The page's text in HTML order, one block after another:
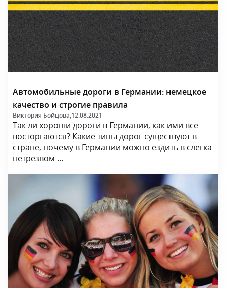
Автомобильные дороги в Германии: немецкое
качество и строгие правила
Виктория Бойцова,12.08.2021
Так ли хороши дороги в Германии, как ими все
восторгаются? Какие типы дорог существуют в
стране, почему в Германии можно ездить в слегка
нетрезвом ...